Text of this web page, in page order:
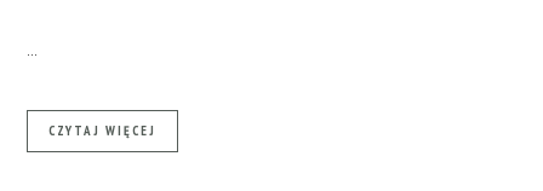
CZYTAJ WIĘCEJ